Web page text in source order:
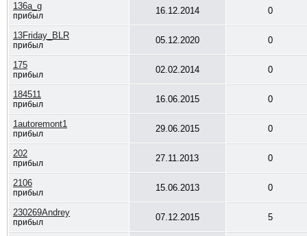
136a_g
прибыл 16.12.2014 0
13Friday_BLR
прибыл 05.12.2020 0
175
прибыл 02.02.2014 0
184511
прибыл 16.06.2015 0
1autoremont1
прибыл 29.06.2015 0
202
прибыл 27.11.2013 0
2106
прибыл 15.06.2013 0
230269Andrey
прибыл 07.12.2015 5